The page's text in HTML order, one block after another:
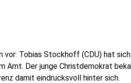
vor: Tobias Stockhoff (CDU) hat
Der junge Christdemokrat
damit eindrucksvoll hinter sich.